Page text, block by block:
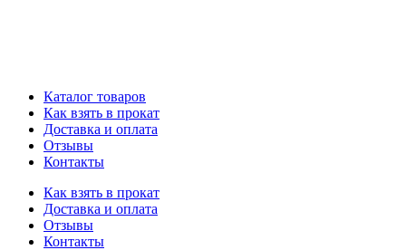
Каталог товаров
Как взять в прокат
Доставка и оплата
Отзывы
Контакты
Как взять в прокат
Доставка и оплата
Отзывы
Контакты